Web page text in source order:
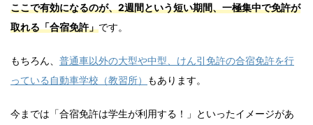
ここで有効になるのが、2週間という短い期間、一極集中で免許が
取れる「合宿免許」です。
もちろん、 普通車以外の大型や中型、けん引免許の合宿免許を行
っている自動車学校（教習所）
もあります。
今までは「合宿免許は学生が利用する！」といったイメージがあ